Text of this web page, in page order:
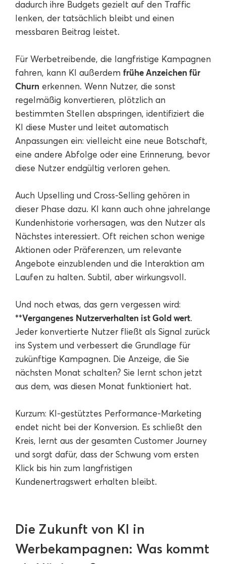
dadurch ihre Budgets gezielt auf den Traffic
lenken, der tatsächlich bleibt und einen
messbaren Beitrag leistet.
Für Werbetreibende, die langfristige Kampagnen
fahren, kann KI außerdem frühe Anzeichen für
Churn erkennen. Wenn Nutzer, die sonst
regelmäßig konvertieren, plötzlich an
bestimmten Stellen abspringen, identifiziert die
KI diese Muster und leitet automatisch
Anpassungen ein: vielleicht eine neue Botschaft,
eine andere Abfolge oder eine Erinnerung, bevor
diese Nutzer endgültig verloren gehen.
Auch Upselling und Cross-Selling gehören in
dieser Phase dazu. KI kann auch ohne jahrelange
Kundenhistorie vorhersagen, was den Nutzer als
Nächstes interessiert. Oft reichen schon wenige
Aktionen oder Präferenzen, um relevante
Angebote einzublenden und die Interaktion am
Laufen zu halten. Subtil, aber wirkungsvoll.
Und noch etwas, das gern vergessen wird:
**Vergangenes Nutzerverhalten ist Gold wert.
Jeder konvertierte Nutzer fließt als Signal zurück
ins System und verbessert die Grundlage für
zukünftige Kampagnen. Die Anzeige, die Sie
nächsten Monat schalten? Sie lernt schon jetzt
aus dem, was diesen Monat funktioniert hat.
Kurzum: KI-gestütztes Performance-Marketing
endet nicht bei der Konversion. Es schließt den
Kreis, lernt aus der gesamten Customer Journey
und sorgt dafür, dass der Schwung vom ersten
Klick bis hin zum langfristigen
Kundenertragswert erhalten bleibt.
Die Zukunft von KI in
Werbekampagnen: Was kommt